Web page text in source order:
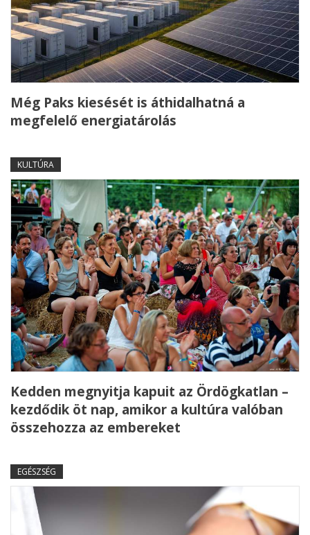
Még Paks kiesését is áthidalhatná a
megfelelő energiatárolás
KULTÚRA
Kedden megnyitja kapuit az Ördögkatlan –
kezdődik öt nap, amikor a kultúra valóban
összehozza az embereket
EGÉSZSÉG